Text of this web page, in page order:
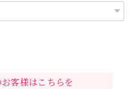
客様はこちらを